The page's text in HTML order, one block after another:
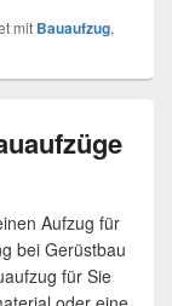
mit Bauaufzug,
Aufzug für
bei Gerüstbau
für Sie